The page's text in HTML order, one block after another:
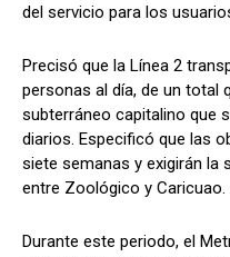
del servicio para los
Precisó que la Línea 2
personas al día, de un total
subterráneo capitalino que
diarios. Especificó que las
siete semanas y exigirán la
entre Zoológico y Caricuao.
Durante este periodo, el